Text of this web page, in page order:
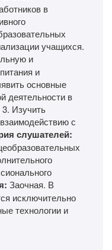
в
учащихся.
и
и
основные
деятельности в
3. Изучить
с
слушателей:
Заочная. В
исключительно
технологии и